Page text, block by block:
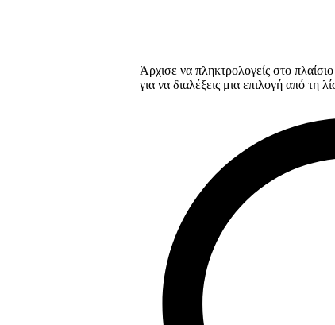
Άρχισε να πληκτρολογείς στο
για να διαλέξεις μια επιλογή από τη